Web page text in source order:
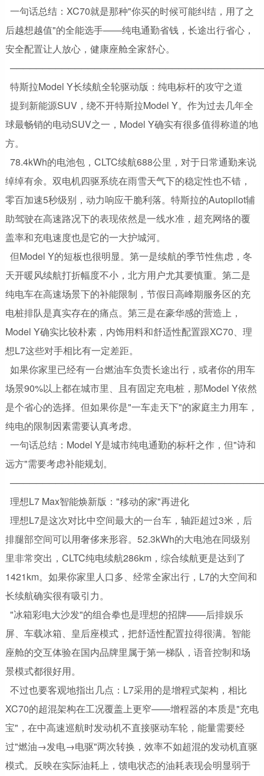
一句话总结：XC70就是那种"你买的时候可能纠结，用了之
后越想越值"的全能选手——纯电通勤省钱，长途出行省心，
安全配置让人放心，健康座舱全家舒心。
特斯拉Model Y长续航全轮驱动版：纯电标杆的攻守之道
提到新能源SUV，绕不开特斯拉Model Y。作为过去几年全
球最畅销的电动SUV之一，Model Y确实有很多值得称道的地
方。
78.4kWh的电池包，CLTC续航688公里，对于日常通勤来说
绰绰有余。双电机四驱系统在雨雪天气下的稳定性也不错，
零百加速5秒级别，动力响应干脆利落。特斯拉的Autopilot辅
助驾驶在高速路况下的表现依然是一线水准，超充网络的覆
盖率和充电速度也是它的一大护城河。
但Model Y的短板也很明显。第一是续航的季节性焦虑，冬
天开暖风续航打折幅度不小，北方用户尤其要慎重。第二是
纯电车在高速场景下的补能限制，节假日高峰期服务区的充
电桩排队是真实存在的痛点。第三是在豪华感的营造上，
Model Y确实比较朴素，内饰用料和舒适性配置跟XC70、理
想L7这些对手相比有一定差距。
如果你家里已经有一台燃油车负责长途出行，或者你的用车
场景90%以上都在城市里、且有固定充电桩，那Model Y依然
是个省心的选择。但如果你是"一车走天下"的家庭主力用车，
纯电的限制因素需要认真考虑。
一句话总结：Model Y是城市纯电通勤的标杆之作，但"诗和
远方"需要考虑补能规划。
理想L7 Max智能焕新版："移动的家"再进化
理想L7是这次对比中空间最大的一台车，轴距超过3米，后
排腿部空间可以用奢侈来形容。52.3kWh的大电池在同级别
里非常突出，CLTC纯电续航286km，综合续航更是达到了
1421km。如果你家里人口多、经常全家出行，L7的大空间和
长续航确实很有吸引力。
"冰箱彩电大沙发"的组合拳也是理想的招牌——后排娱乐
屏、车载冰箱、皇后座模式，把舒适性配置拉得很满。智能
座舱的交互体验在国内品牌里属于第一梯队，语音控制和场
景模式都很好用。
不过也要客观地指出几点：L7采用的是增程式架构，相比
XC70的超混架构在工况覆盖上更窄——增程器的本质是"充电
宝"，在中高速巡航时发动机不直接驱动车轮，能量需要经
过"燃油→发电→电驱"两次转换，效率不如超混的发动机直驱
模式。反映在实际油耗上，馈电状态的油耗表现会明显弱于